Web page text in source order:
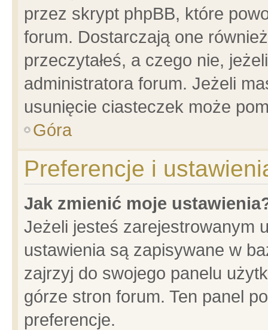
przez skrypt phpBB, które
forum. Dostarczają one
przeczytałeś, a czego nie,
administratora forum. Jeżeli
usunięcie ciasteczek może
Góra
Preferencje i
Jak zmienić moje
Jeżeli jesteś zarejestrowanym
ustawienia są zapisywane w
zajrzyj do swojego panelu
górze stron forum. Ten panel
preferencje.